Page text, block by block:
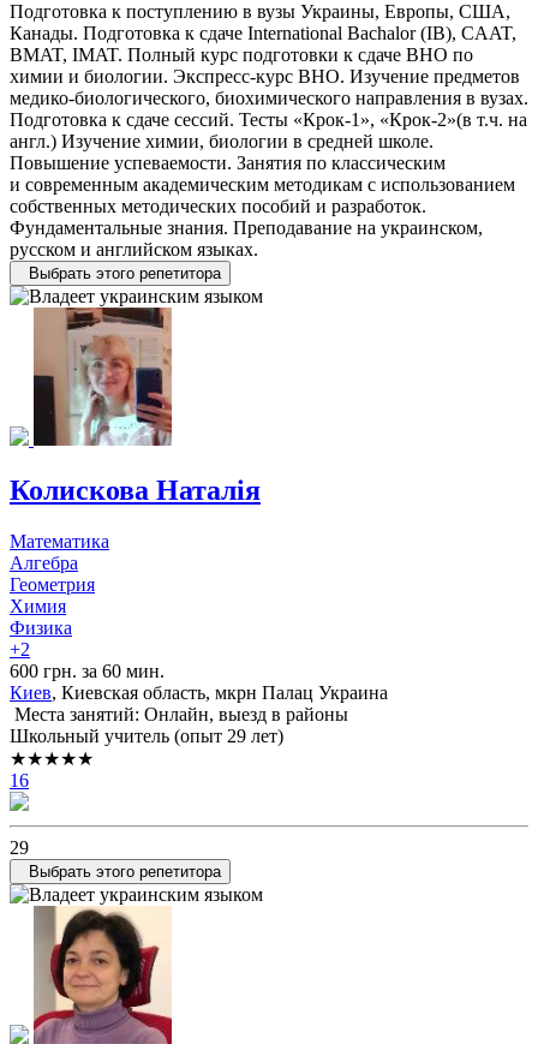
Подготовка к поступлению в вузы Украины, Европы, США,
Канады. Подготовка к сдаче International Bachalor (IB), CAAT,
BMAT, IMAT. Полный курс подготовки к сдаче ВНО по
химии и биологии. Экспресс-курс ВНО. Изучение предметов
медико-биологического, биохимического направления в вузах.
Подготовка к сдаче сессий. Тесты «Крок-1», «Крок-2»(в т.ч. на
англ.) Изучение химии, биологии в средней школе.
Повышение успеваемости. Занятия по классическим
и современным академическим методикам с использованием
собственных методических пособий и разработок.
Фундаментальные знания. Преподавание на украинском,
русском и английском языках.
Выбрать этого репетитора
Колискова Наталія
Математика
Алгебра
Геометрия
Химия
Физика
+2
600 грн. за 60 мин.
Киев, Киевская область, мкрн Палац Украина
Места занятий: Онлайн, выезд в районы
Школьный учитель (опыт 29 лет)
★★★★★
16
29
Выбрать этого репетитора